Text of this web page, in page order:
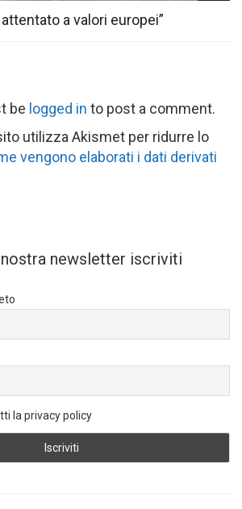
a valori europei”
be logged in to post a comment.
utilizza Akismet per ridurre lo
vengono elaborati i dati derivati
newsletter iscriviti
la privacy policy